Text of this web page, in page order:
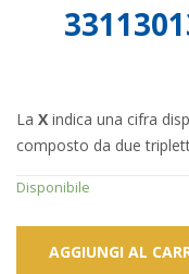
La X indica una cifra
composto da due
Disponibile
AGGIUNGI AL